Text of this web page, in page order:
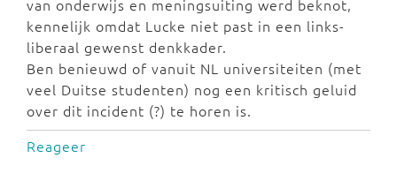
van onderwijs en meningsuiting werd beknot,
kennelijk omdat Lucke niet past in een links-
liberaal gewenst denkkader.
Ben benieuwd of vanuit NL universiteiten (met
veel Duitse studenten) nog een kritisch geluid
over dit incident (?) te horen is.
Reageer